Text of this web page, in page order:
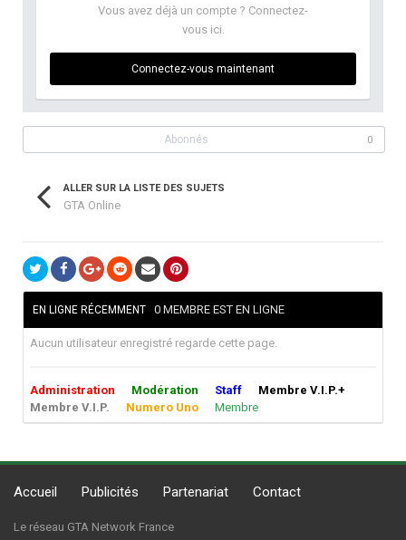
Vous avez déjà un compte ? Connectez-
vous ici.
Connectez-vous maintenant
Abonnés 0
ALLER SUR LA LISTE DES SUJETS
GTA Online
EN LIGNE RÉCEMMENT 0 MEMBRE EST EN LIGNE
Aucun utilisateur enregistré regarde cette page.
Administration Modération Staff
Membre V.I.P.+
Membre V.I.P.
Numero Uno Membre
Accueil Publicités Partenariat Contact
Le réseau GTA Network France